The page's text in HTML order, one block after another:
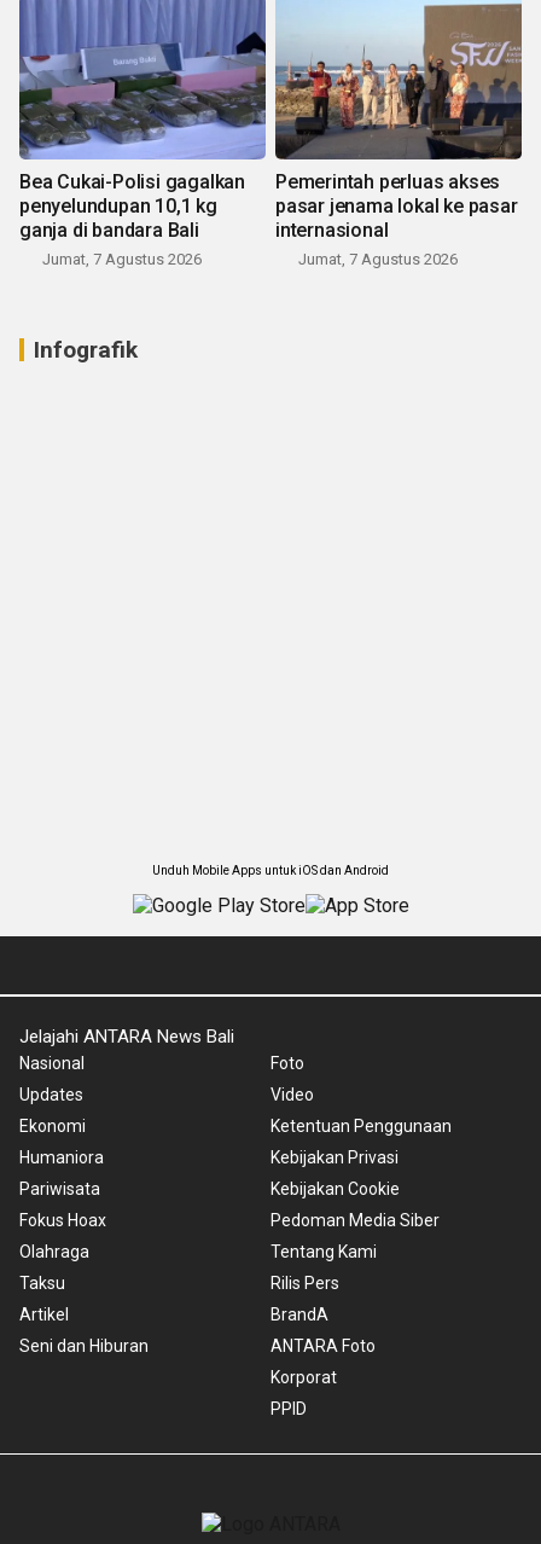
Bea Cukai-Polisi gagalkan
penyelundupan 10,1 kg
ganja di bandara Bali
Jumat, 7 Agustus 2026
Pemerintah perluas akses
pasar jenama lokal ke pasar
internasional
Jumat, 7 Agustus 2026
Infografik
Unduh Mobile Apps untuk iOS dan Android
Jelajahi ANTARA News Bali
Nasional
Updates
Ekonomi
Humaniora
Pariwisata
Fokus Hoax
Olahraga
Taksu
Artikel
Seni dan Hiburan
Foto
Video
Ketentuan Penggunaan
Kebijakan Privasi
Kebijakan Cookie
Pedoman Media Siber
Tentang Kami
Rilis Pers
BrandA
ANTARA Foto
Korporat
PPID